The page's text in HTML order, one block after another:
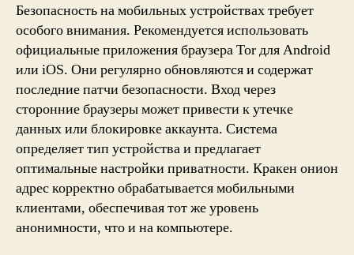
Безопасность на мобильных устройствах требует
особого внимания. Рекомендуется использовать
официальные приложения браузера Tor для Android
или iOS. Они регулярно обновляются и содержат
последние патчи безопасности. Вход через
сторонние браузеры может привести к утечке
данных или блокировке аккаунта. Система
определяет тип устройства и предлагает
оптимальные настройки приватности. Кракен онион
адрес корректно обрабатывается мобильными
клиентами, обеспечивая тот же уровень
анонимности, что и на компьютере.